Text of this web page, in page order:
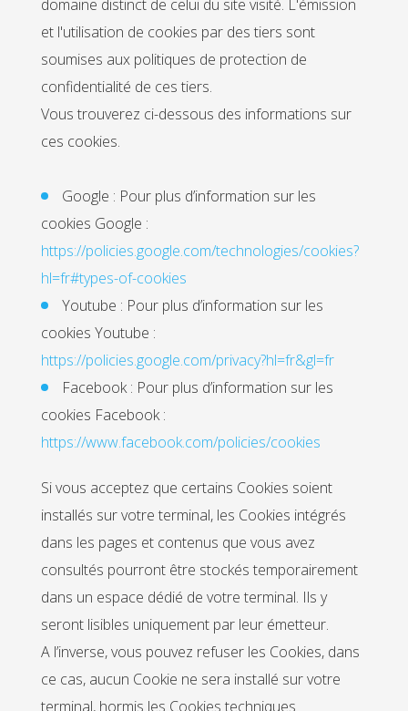
domaine distinct de celui du site visité. L'émission
et l'utilisation de cookies par des tiers sont
soumises aux politiques de protection de
confidentialité de ces tiers.
Vous trouverez ci-dessous des informations sur
ces cookies.
Google : Pour plus d’information sur les
cookies Google :
https://policies.google.com/technologies/cookies?
hl=fr#types-of-cookies
Youtube : Pour plus d’information sur les
cookies Youtube :
https://policies.google.com/privacy?hl=fr&gl=fr
Facebook : Pour plus d’information sur les
cookies Facebook :
https://www.facebook.com/policies/cookies
Si vous acceptez que certains Cookies soient
installés sur votre terminal, les Cookies intégrés
dans les pages et contenus que vous avez
consultés pourront être stockés temporairement
dans un espace dédié de votre terminal. Ils y
seront lisibles uniquement par leur émetteur.
A l’inverse, vous pouvez refuser les Cookies, dans
ce cas, aucun Cookie ne sera installé sur votre
terminal, hormis les Cookies techniques